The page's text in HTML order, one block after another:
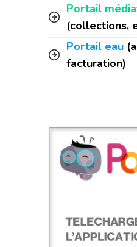
Portail
(collections,
Portail eau
facturation)